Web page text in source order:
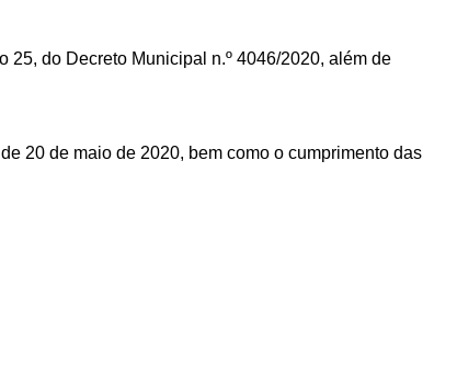
do Decreto Municipal n.º 4046/2020, além de
20 de maio de 2020, bem como o cumprimento das